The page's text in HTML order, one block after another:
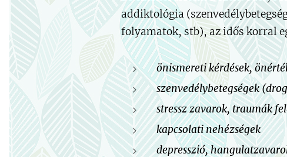
addiktológia
folyamatok, stb), az idős korral
önismereti kérdések,
szenvedélybetegségek
stressz zavarok, traumák
kapcsolati nehézségek
depresszió,